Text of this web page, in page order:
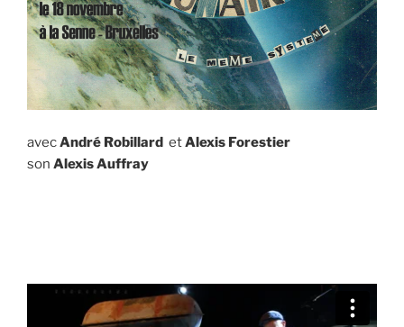
avecAndré Robillard etAlexis Forestier
son Alexis Auffray